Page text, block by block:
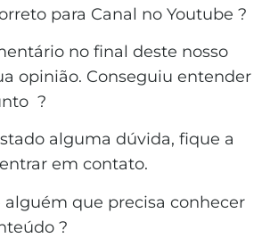
para Canal no Youtube ?
no final deste nosso
opinião. Conseguiu entender
?
alguma dúvida, fique a
em contato.
alguém que precisa conhecer
?